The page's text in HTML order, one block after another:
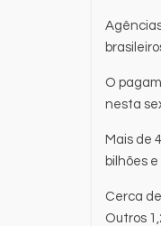
O
nesta
Mais de
bilhões
Cerca
Outros